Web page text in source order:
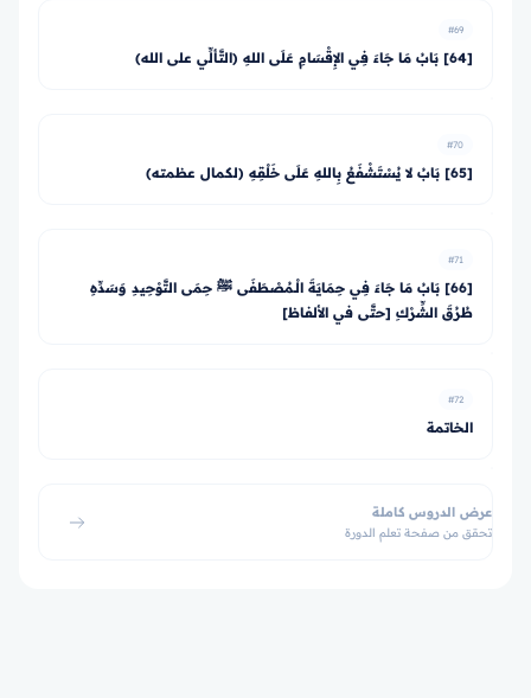
#69
[64] بَابُ مَا جَاءَ فِي الإِقْسَامِ عَلَى اللهِ (التَّألِّي على الله)
#70
[65] بَابُ لا يُسْتَشْفَعُ بِاللهِ عَلَى خَلْقِهِ (لكمال عظمته)
#71
[66] بَابُ مَا جَاءَ فِي حِمَايَةَ الْـمُصْطَفَى ﷺ حِمَى التَّوْحِيدِ وَسَدِّهِ
طُرُقَ الشِّرْكِ [حتَّى في الألفاظ]
#72
الخاتمة
عرض الدروس كاملة
تحقق من صفحة تعلم الدورة